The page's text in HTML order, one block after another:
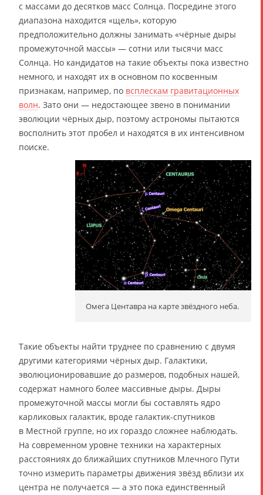
с массами до десятков масс Солнца. Посредине этого
диапазона находится «щель», которую
предположительно должны занимать «чёрные дыры
промежуточной массы» — сотни или тысячи масс
Солнца. Но кандидатов на такие объекты пока известно
немного, и находят их в основном по косвенным
признакам, например, по всплескам гравитационных
волн. Зато они — недостающее звено в понимании
эволюции чёрных дыр, поэтому астрономы пытаются
восполнить этот пробел и находятся в их интенсивном
поиске.
Омега Центавра на карте звёздного неба.
Такие объекты найти труднее по сравнению с двумя
другими категориями чёрных дыр. Галактики,
эволюционировавшие до размеров, подобных нашей,
содержат намного более массивные дыры. Дыры
промежуточной массы могли бы составлять ядро
карликовых галактик, вроде галактик-спутников
в Местной группе, но их гораздо сложнее наблюдать.
На современном уровне техники на характерных
расстояниях до ближайших спутников Млечного Пути
точно измерить параметры движения звёзд вблизи их
центра не получается — а это пока единственный